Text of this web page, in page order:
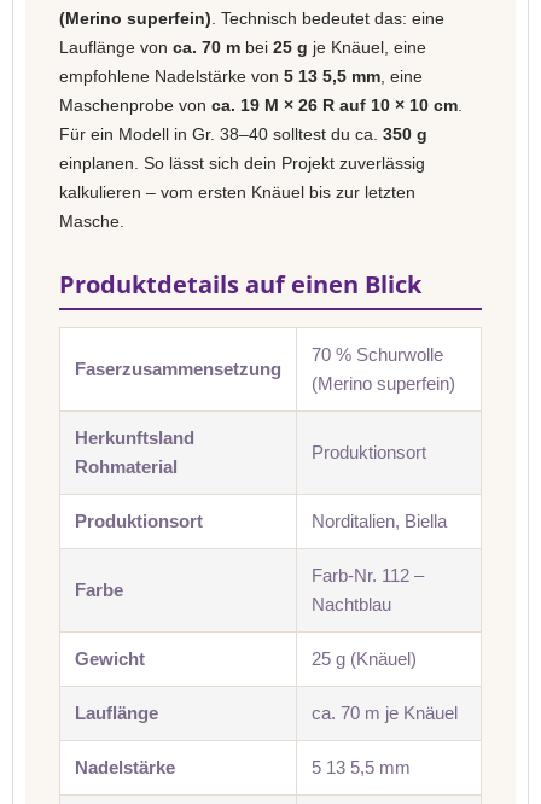
(Merino superfein) . Technisch bedeutet das: eine
Lauflänge von ca. 70 m bei 25 g je Knäuel, eine
empfohlene Nadelstärke von 5 13 5,5 mm , eine
Maschenprobe von ca. 19 M × 26 R auf 10 × 10 cm
Für ein Modell in Gr. 38–40 solltest du ca. 350 g
einplanen. So lässt sich dein Projekt zuverlässig
kalkulieren – vom ersten Knäuel bis zur letzten
Masche.
Produktdetails auf einen Blick
Faserzusammensetzung
70 % Schurwolle
(Merino superfein)
Herkunftsland
Rohmaterial
Produktionsort
Produktionsort Norditalien, Biella
Farbe
Farb-Nr. 112 –
Nachtblau
Gewicht 25 g (Knäuel)
Lauflänge ca. 70 m je Knäuel
Nadelstärke 5 13 5,5 mm